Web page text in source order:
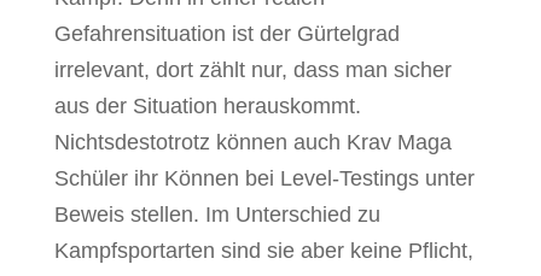
Gefahrensituation ist der Gürtelgrad
irrelevant, dort zählt nur, dass man sicher
aus der Situation herauskommt.
Nichtsdestotrotz können auch Krav Maga
Schüler ihr Können bei Level-Testings unter
Beweis stellen. Im Unterschied zu
Kampfsportarten sind sie aber keine Pflicht,